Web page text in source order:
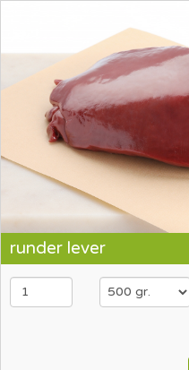
runder lever